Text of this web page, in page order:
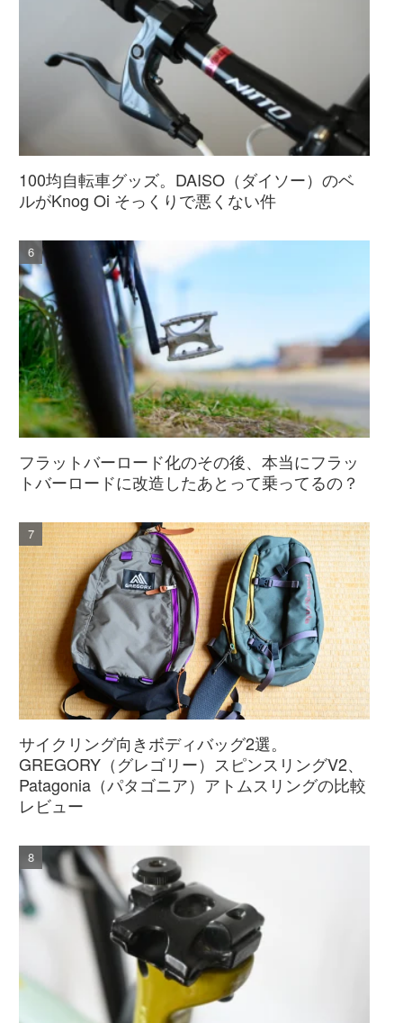
100均自転車グッズ。DAISO（ダイソー）のベ
ルがKnog Oi そっくりで悪くない件
フラットバーロード化のその後、本当にフラッ
トバーロードに改造したあとって乗ってるの？
サイクリング向きボディバッグ2選。
GREGORY（グレゴリー）スピンスリングV2、
Patagonia（パタゴニア）アトムスリングの比較
レビュー